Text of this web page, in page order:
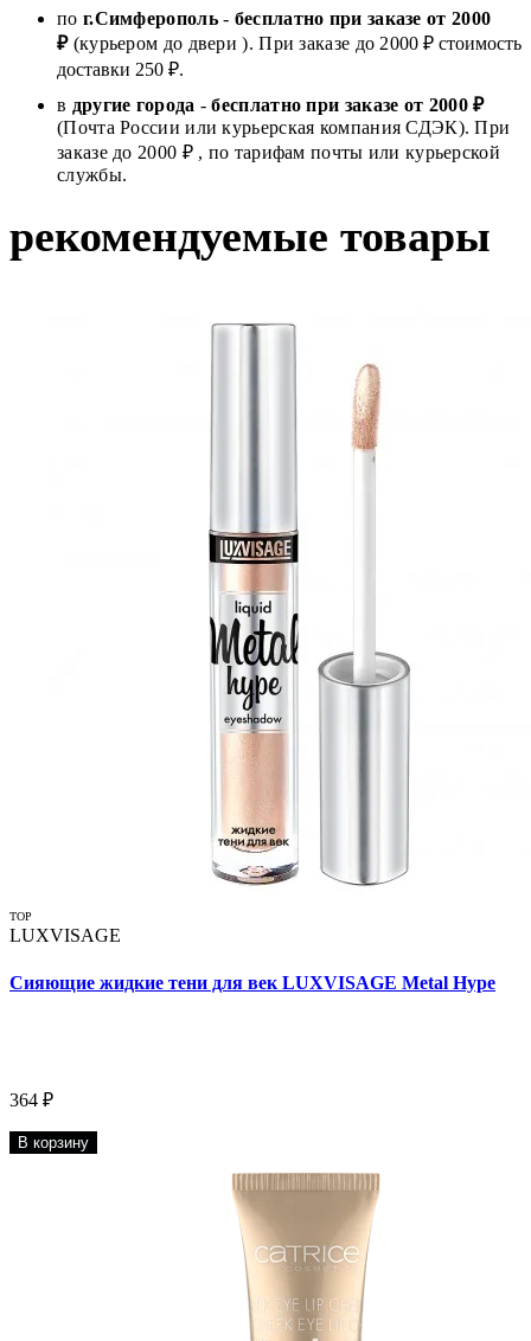
по г.Симферополь- бесплатно при заказе от 2000
₽(курьером до двери ). При заказе до 2000 ₽ стоимость
доставки 250 ₽.
в другие города -бесплатно при заказе от 2000 ₽
(Почта России или курьерская компания СДЭК). При
заказе до 2000 ₽ , по тарифам почты или курьерской
службы.
рекомендуемые товары
TOP
LUXVISAGE
Сияющие жидкие тени для век LUXVISAGE Metal Hype
364 ₽
В корзину